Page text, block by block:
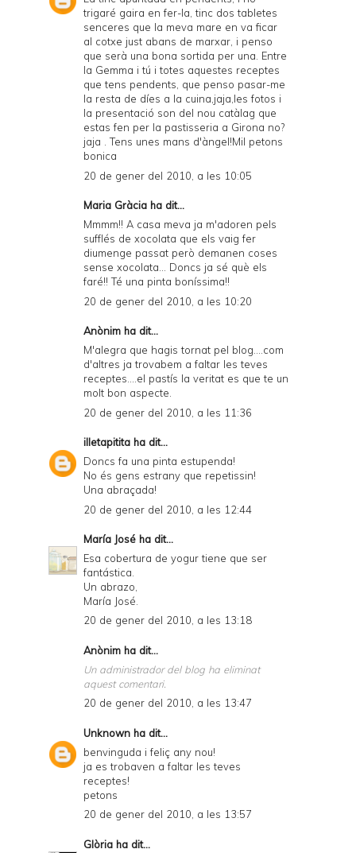
trigaré gaira en fer-la, tinc dos tabletes
senceres que la meva mare en va ficar
al cotxe just abans de marxar, i penso
que serà una bona sortida per una. Entre
la Gemma i tú i totes aquestes receptes
que tens pendents, que penso pasar-me
la resta de díes a la cuina,jaja,les fotos i
la presentació son del nou catàlag que
estas fen per la pastisseria a Girona no?
jaja . Tens unes mans d'àngel!Mil petons
bonica
20 de gener del 2010, a les 10:05
Maria Gràcia ha dit...
Mmmm!! A casa meva ja m'adoren pels
sufflés de xocolata que els vaig fer
diumenge passat però demanen coses
sense xocolata... Doncs ja sé què els
faré!! Té una pinta boníssima!!
20 de gener del 2010, a les 10:20
Anònim ha dit...
M'alegra que hagis tornat pel blog....com
d'altres ja trovabem a faltar les teves
receptes....el pastís la veritat es que te un
molt bon aspecte.
20 de gener del 2010, a les 11:36
illetapitita ha dit...
Doncs fa una pinta estupenda!
No és gens estrany que repetissin!
Una abraçada!
20 de gener del 2010, a les 12:44
María José ha dit...
Esa cobertura de yogur tiene que ser
fantástica.
Un abrazo,
María José.
20 de gener del 2010, a les 13:18
Anònim ha dit...
Un administrador del blog ha eliminat
aquest comentari.
20 de gener del 2010, a les 13:47
Unknown ha dit...
benvinguda i feliç any nou!
ja es trobaven a faltar les teves
receptes!
petons
20 de gener del 2010, a les 13:57
Glòria ha dit...